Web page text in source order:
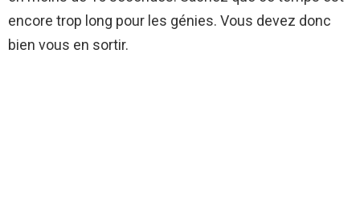
encore trop long pour les génies. Vous devez donc
bien vous en sortir.